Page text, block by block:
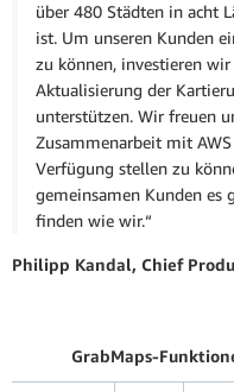
über 480 Städten in acht
ist. Um unseren Kunden
zu können, investieren
Aktualisierung der
unterstützen. Wir freuen
Zusammenarbeit mit
Verfügung stellen zu
gemeinsamen Kunden es
finden wie wir.“
Philipp Kandal, Chief
GrabMaps-